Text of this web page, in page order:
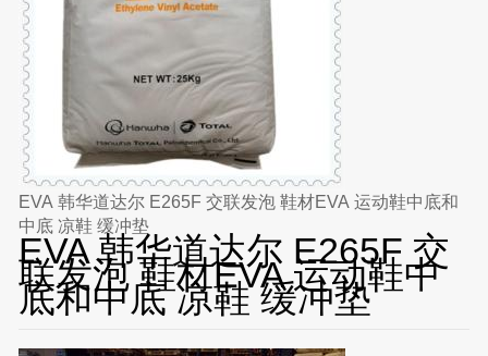
EVA 韩华道达尔 E265F 交联发泡 鞋材EVA 运动鞋中底和
中底 凉鞋 缓冲垫
EVA 韩华道达尔 E265F 交
联发泡 鞋材EVA 运动鞋中
底和中底 凉鞋 缓冲垫